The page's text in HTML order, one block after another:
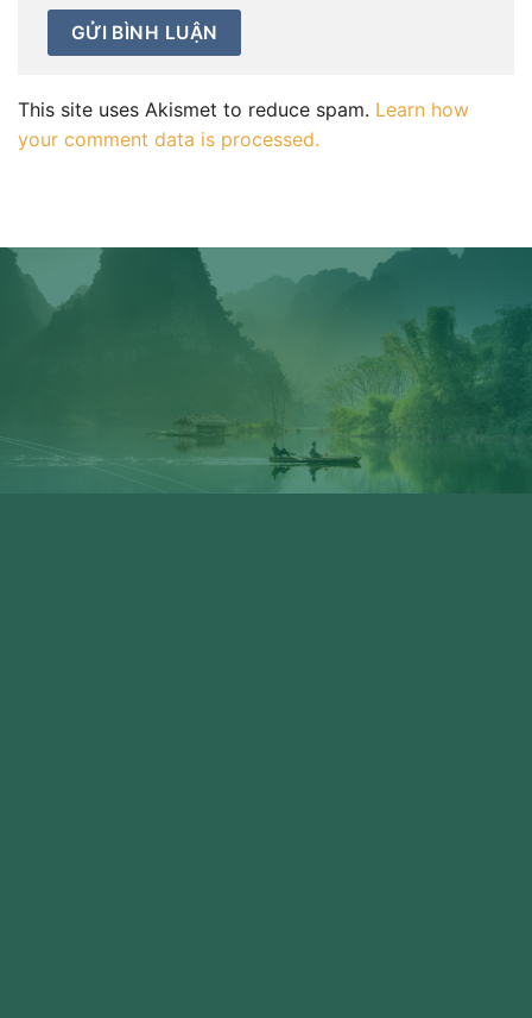
This site uses Akismet to reduce spam. Learn how
your comment data is processed.